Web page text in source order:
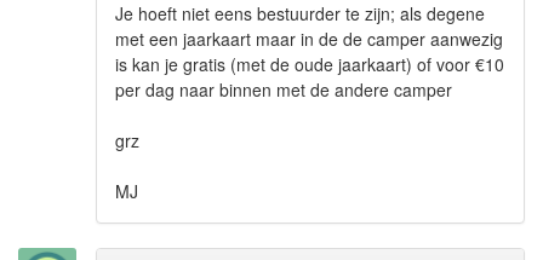
Je hoeft niet eens bestuurder te zijn; als degene
met een jaarkaart maar in de de camper aanwezig
is kan je gratis (met de oude jaarkaart) of voor €10
per dag naar binnen met de andere camper
grz
MJ